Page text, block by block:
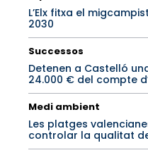
L’Elx fitxa el
2030
Successos
Detenen a Castelló
24.000 € del compte
Medi ambient
Les platges
controlar la qualitat